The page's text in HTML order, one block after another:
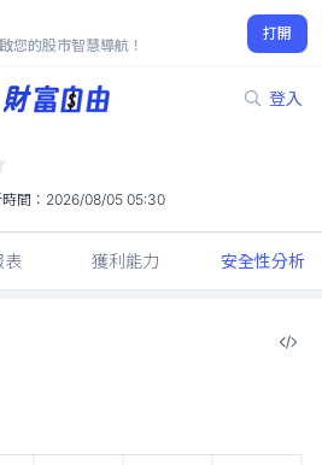
您的股市智慧導航！
打開
登入
1.98%
間： 2026/08/05 05:30
表 獲利能力 安全性分析